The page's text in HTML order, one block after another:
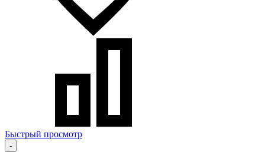
Быстрый просмотр
-